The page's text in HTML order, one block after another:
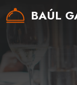
Saltar
BAÚL